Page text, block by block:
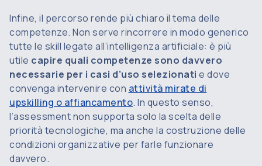
Infine, il percorso rende più chiaro il tema delle
competenze. Non serve rincorrere in modo generico
tutte le skill legate all’intelligenza artificiale: è più
utile capire quali competenze sono davvero
necessarie per i casi d’uso selezionati e dove
convenga intervenire con attività mirate di
upskilling o affiancamento. In questo senso,
l’assessment non supporta solo la scelta delle
priorità tecnologiche, ma anche la costruzione delle
condizioni organizzative per farle funzionare
davvero.